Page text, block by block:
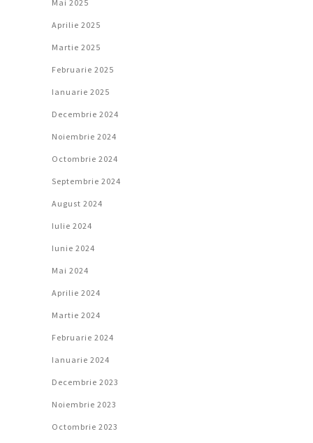
Mai 2025
Aprilie 2025
Martie 2025
Februarie 2025
Ianuarie 2025
Decembrie 2024
Noiembrie 2024
Octombrie 2024
Septembrie 2024
August 2024
Iulie 2024
Iunie 2024
Mai 2024
Aprilie 2024
Martie 2024
Februarie 2024
Ianuarie 2024
Decembrie 2023
Noiembrie 2023
Octombrie 2023